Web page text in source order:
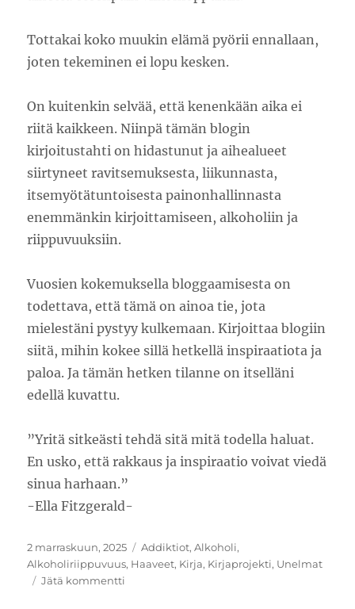
Tottakai koko muukin elämä pyörii ennallaan,
joten tekeminen ei lopu kesken.
On kuitenkin selvää, että kenenkään aika ei
riitä kaikkeen. Niinpä tämän blogin
kirjoitustahti on hidastunut ja aihealueet
siirtyneet ravitsemuksesta, liikunnasta,
itsemyötätuntoisesta painonhallinnasta
enemmänkin kirjoittamiseen, alkoholiin ja
riippuvuuksiin.
Vuosien kokemuksella bloggaamisesta on
todettava, että tämä on ainoa tie, jota
mielestäni pystyy kulkemaan. Kirjoittaa blogiin
siitä, mihin kokee sillä hetkellä inspiraatiota ja
paloa. Ja tämän hetken tilanne on itselläni
edellä kuvattu.
”Yritä sitkeästi tehdä sitä mitä todella haluat.
En usko, että rakkaus ja inspiraatio voivat viedä
sinua harhaan.”
-Ella Fitzgerald-
Julkaistu
2 marraskuun, 2025 Kategoriat
Addiktiot,Alkoholi,
Alkoholiriippuvuus, Haaveet, Kirja, Kirjaprojekti, Unelmat
Jätä kommentti